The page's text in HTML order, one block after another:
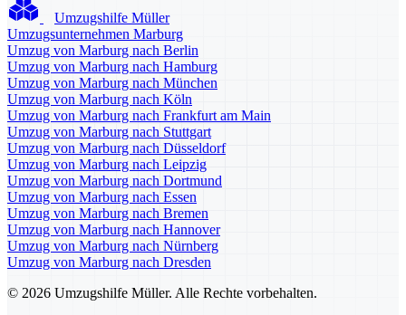
Umzugshilfe Müller
Umzugsunternehmen Marburg
Umzug von Marburg nach Berlin
Umzug von Marburg nach Hamburg
Umzug von Marburg nach München
Umzug von Marburg nach Köln
Umzug von Marburg nach Frankfurt am Main
Umzug von Marburg nach Stuttgart
Umzug von Marburg nach Düsseldorf
Umzug von Marburg nach Leipzig
Umzug von Marburg nach Dortmund
Umzug von Marburg nach Essen
Umzug von Marburg nach Bremen
Umzug von Marburg nach Hannover
Umzug von Marburg nach Nürnberg
Umzug von Marburg nach Dresden
© 2026 Umzugshilfe Müller. Alle Rechte vorbehalten.